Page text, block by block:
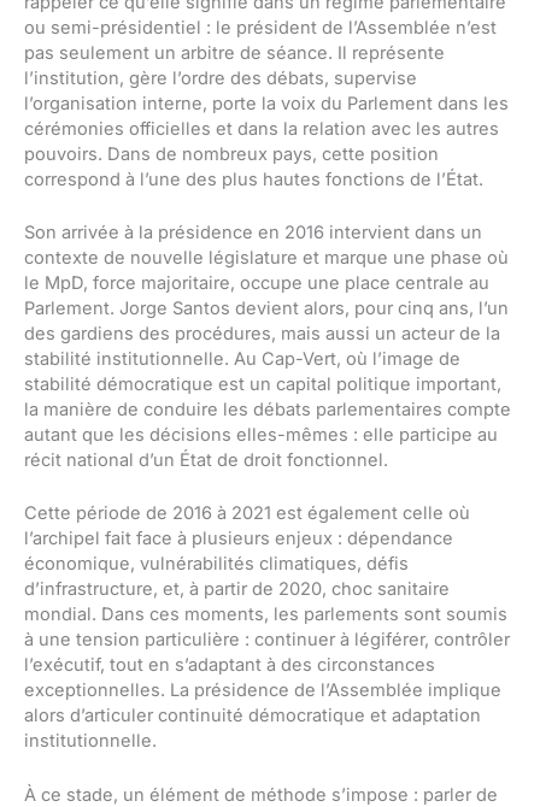
ou semi-présidentiel : le président de l’Assemblée n’est
pas seulement un arbitre de séance. Il représente
l’institution, gère l’ordre des débats, supervise
l’organisation interne, porte la voix du Parlement dans les
cérémonies officielles et dans la relation avec les autres
pouvoirs. Dans de nombreux pays, cette position
correspond à l’une des plus hautes fonctions de l’État.
Son arrivée à la présidence en 2016 intervient dans un
contexte de nouvelle législature et marque une phase où
le MpD, force majoritaire, occupe une place centrale au
Parlement. Jorge Santos devient alors, pour cinq ans, l’un
des gardiens des procédures, mais aussi un acteur de la
stabilité institutionnelle. Au Cap-Vert, où l’image de
stabilité démocratique est un capital politique important,
la manière de conduire les débats parlementaires compte
autant que les décisions elles-mêmes : elle participe au
récit national d’un État de droit fonctionnel.
Cette période de 2016 à 2021 est également celle où
l’archipel fait face à plusieurs enjeux : dépendance
économique, vulnérabilités climatiques, défis
d’infrastructure, et, à partir de 2020, choc sanitaire
mondial. Dans ces moments, les parlements sont soumis
à une tension particulière : continuer à légiférer, contrôler
l’exécutif, tout en s’adaptant à des circonstances
exceptionnelles. La présidence de l’Assemblée implique
alors d’articuler continuité démocratique et adaptation
institutionnelle.
À ce stade, un élément de méthode s’impose : parler de